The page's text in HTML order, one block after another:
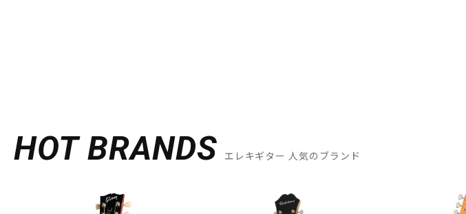
HOT BRANDS エレキギター 人気のブランド